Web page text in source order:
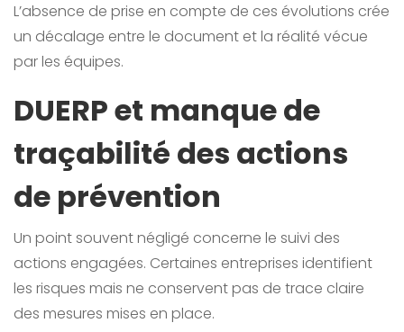
L’absence de prise en compte de ces évolutions crée
un décalage entre le document et la réalité vécue
par les équipes.
DUERP et manque de
traçabilité des actions
de prévention
Un point souvent négligé concerne le suivi des
actions engagées. Certaines entreprises identifient
les risques mais ne conservent pas de trace claire
des mesures mises en place.